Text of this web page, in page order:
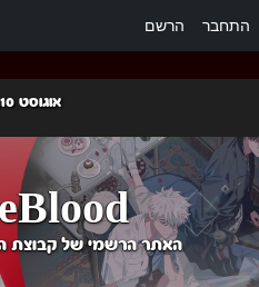
התחבר הרשם
content
אוגוסט 10, 2026
האתר הרשמי של קבוצת